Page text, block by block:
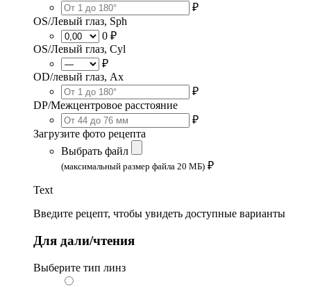
₽
OS/Левый глаз, Sph
0 ₽
OS/Левый глаз, Cyl
₽
OD/левый глаз, Ax
₽
DP/Межцентровое расстояние
₽
Загрузите фото рецепта
Выбрать файл
(максимальный размер файла 20 МБ) ₽
Text
Введите рецепт, чтобы увидеть доступные варианты
Для дали/чтения
Выберите тип линз